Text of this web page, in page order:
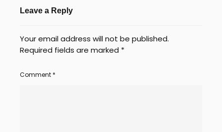
Leave a Reply
Your email address will not be published.
Required fields are marked *
Comment *